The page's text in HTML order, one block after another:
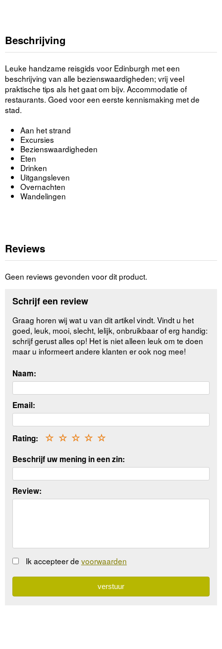
Beschrijving
Leuke handzame reisgids voor Edinburgh met een
beschrijving van alle bezienswaardigheden; vrij veel
praktische tips als het gaat om bijv. Accommodatie of
restaurants. Goed voor een eerste kennismaking met de
stad.
Aan het strand
Excursies
Bezienswaardigheden
Eten
Drinken
Uitgangsleven
Overnachten
Wandelingen
Reviews
Geen reviews gevonden voor dit product.
Schrijf een review
Graag horen wij wat u van dit artikel vindt. Vindt u het
goed, leuk, mooi, slecht, lelijk, onbruikbaar of erg handig:
schrijf gerust alles op! Het is niet alleen leuk om te doen
maar u informeert andere klanten er ook nog mee!
Naam:
Email:
Rating: ☆
☆
☆
☆
☆
Beschrijf uw mening in een zin:
Review:
Ik accepteer de voorwaarden